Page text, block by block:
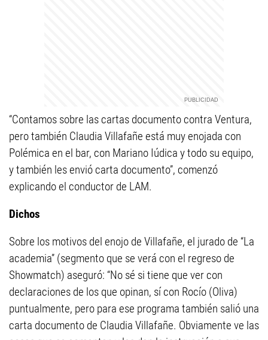
“Contamos sobre las cartas documento contra Ventura,
pero también Claudia Villafañe está muy enojada con
Polémica en el bar, con Mariano Iúdica y todo su equipo,
y también les envió carta documento”, comenzó
explicando el conductor de LAM.
Dichos
Sobre los motivos del enojo de Villafañe, el jurado de “La
academia” (segmento que se verá con el regreso de
Showmatch) aseguró: “No sé si tiene que ver con
declaraciones de los que opinan, sí con Rocío (Oliva)
puntualmente, pero para ese programa también salió una
carta documento de Claudia Villafañe. Obviamente ve las